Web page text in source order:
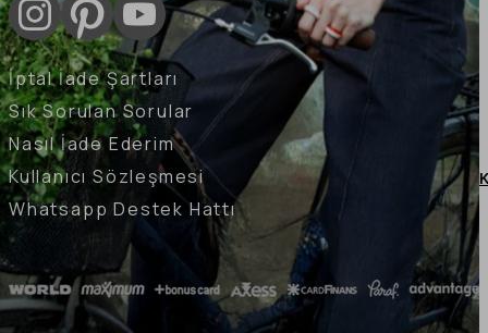
İptal İade Şartları
Sık Sorulan Sorular
Nasıl İade Ederim
Kullanıcı Sözleşmesi
Whatsapp Destek Hattı